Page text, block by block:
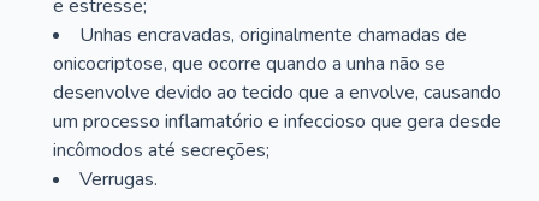
e estresse;
Unhas encravadas, originalmente chamadas de
onicocriptose, que ocorre quando a unha não se
desenvolve devido ao tecido que a envolve, causando
um processo inflamatório e infeccioso que gera desde
incômodos até secreções;
Verrugas.